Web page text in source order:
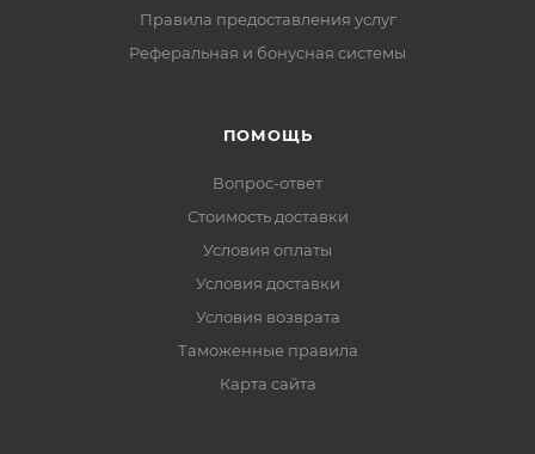
Правила предоставления услуг
Реферальная и бонусная системы
ПОМОЩЬ
Вопрос-ответ
Стоимость доставки
Условия оплаты
Условия доставки
Условия возврата
Таможенные правила
Карта сайта